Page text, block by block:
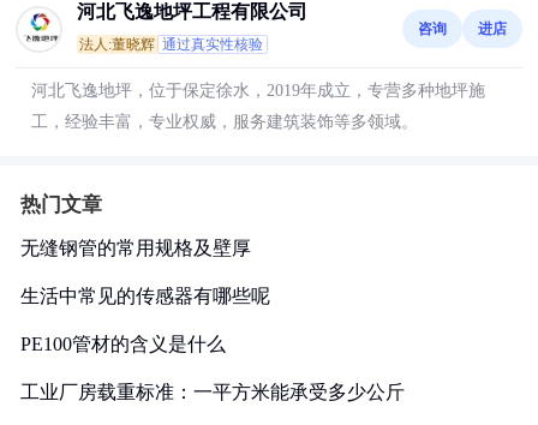
河北飞逸地坪工程有限公司
法人:董晓辉 通过真实性核验
咨询 进店
河北飞逸地坪，位于保定徐水，2019年成立，专营多种地坪施
工，经验丰富，专业权威，服务建筑装饰等多领域。
热门文章
无缝钢管的常用规格及壁厚
生活中常见的传感器有哪些呢
PE100管材的含义是什么
工业厂房载重标准：一平方米能承受多少公斤